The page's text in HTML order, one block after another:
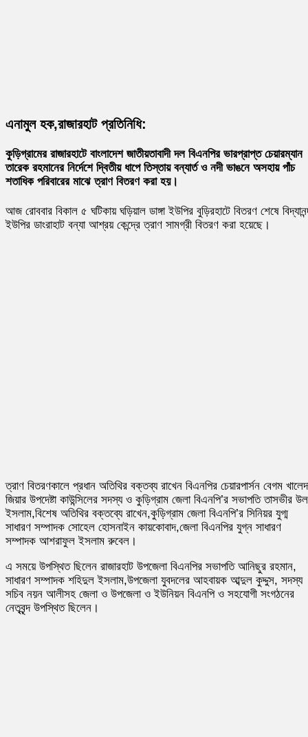
এনামুল হক,রাজারহাট প্রতিনিধি:
কুড়িগ্রামের রাজারহাটে বাংলাদেশ জাতীয়তাবাদী দল বিএনপির ভারপ্রাপ্ত চেয়ারম্যান
তারেক রহমানের নির্দেশে দ্বিতীয় ধাপে তিস্তায় বন্যার্ত ও নদী ভাঙনে অসহায় পাঁচ
শতাধিক পরিবারের মাঝে ত্রাণ বিতরণ করা হয়।
আজ রোববার বিকাল ৫ ঘটিকায় ঘড়িয়াল ডাঙ্গা ইউপির বুড়িরহাটে বিতরণ শেষে
ইউপির ডাংরাহাট বন্যা আশ্রয় কেন্দ্রে ত্রাণ সামগ্রী বিতরণ করা হয়েছে।
ত্রাণ বিতরণকালে প্রধান অতিথির বক্তব্য রাখেন বিএনপির চেয়ারপার্সন বেগম
জিয়ার উপদেষ্টা কাউন্সিলের সদস্য ও কুড়িগ্রাম জেলা বিএনপি’র সভাপতি তাসভীর উল
ইসলাম,বিশেষ অতিথির বক্তব্যে রাখেন,কুড়িগ্রাম জেলা বিএনপি’র সিনিয়র যুগ্ম
সাধারণ সম্পাদক সোহেল হোসনাইন কায়কোবাদ,জেলা বিএনপির যুগ্ন সাধারণ
সম্পাদক আশরাফুল ইসলাম রুবেল।
এ সময়ে উপস্থিত ছিলেন রাজারহাট উপজেলা বিএনপির সভাপতি আনিছুর রহমান,
সাধারণ সম্পাদক শহিদুল ইসলাম,উপজেলা যুবদলের আহবায়ক আব্দুল কুদ্দুস, সদস্য
সচিব নয়ন আলীসহ জেলা ও উপজেলা ও ইউনিয়ন বিএনপি ও সহযোগী সংগঠনের
নেতৃবৃন্দ উপস্থিত ছিলেন।